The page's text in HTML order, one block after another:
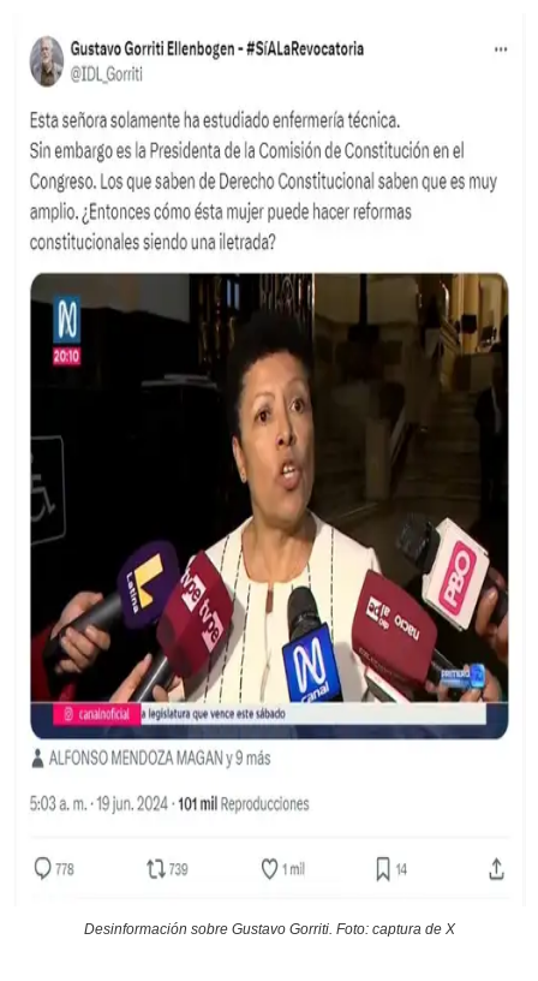
Desinformación sobre Gustavo Gorriti. Foto: captura de X